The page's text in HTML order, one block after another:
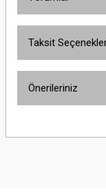
Taksit
Önerileriniz
yetersiz gördüğünüz